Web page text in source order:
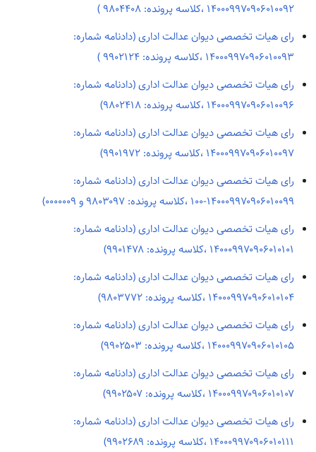
۱۴۰۰۰۹۹۷۰۹۰۶۰۱۰۰۹۲ ،کلاسه پرونده: ۹۸۰۴۴۰۸ )
رای هیات تخصصی دیوان عدالت اداری (دادنامه شماره:
۱۴۰۰۰۹۹۷۰۹۰۶۰۱۰۰۹۳ ،کلاسه پرونده: ۹۹۰۲۱۲۴ )
رای هیات تخصصی دیوان عدالت اداری (دادنامه شماره:
۱۴۰۰۰۹۹۷۰۹۰۶۰۱۰۰۹۶ ،کلاسه پرونده: ۹۸۰۲۴۱۸)
رای هیات تخصصی دیوان عدالت اداری (دادنامه شماره:
۱۴۰۰۰۹۹۷۰۹۰۶۰۱۰۰۹۷ ،کلاسه پرونده: ۹۹۰۱۹۷۲)
رای هیات تخصصی دیوان عدالت اداری (دادنامه شماره:
۱۴۰۰۰۹۹۷۰۹۰۶۰۱۰۰۹۹-۱۰۰ ،کلاسه پرونده: ۹۸۰۳۰۹۷ و ۰۰۰۰۰۰۹)
رای هیات تخصصی دیوان عدالت اداری (دادنامه شماره:
۱۴۰۰۰۹۹۷۰۹۰۶۰۱۰۱۰۱ ،کلاسه پرونده: ۹۹۰۱۴۷۸)
رای هیات تخصصی دیوان عدالت اداری (دادنامه شماره:
۱۴۰۰۰۹۹۷۰۹۰۶۰۱۰۱۰۴ ،کلاسه پرونده: ۹۸۰۳۷۷۲)
رای هیات تخصصی دیوان عدالت اداری (دادنامه شماره:
۱۴۰۰۰۹۹۷۰۹۰۶۰۱۰۱۰۵ ،کلاسه پرونده: ۹۹۰۲۵۰۳)
رای هیات تخصصی دیوان عدالت اداری (دادنامه شماره:
۱۴۰۰۰۹۹۷۰۹۰۶۰۱۰۱۰۷ ،کلاسه پرونده: ۹۹۰۲۵۰۷)
رای هیات تخصصی دیوان عدالت اداری (دادنامه شماره:
۱۴۰۰۰۹۹۷۰۹۰۶۰۱۰۱۱۱ ،کلاسه پرونده: ۹۹۰۲۶۸۹)